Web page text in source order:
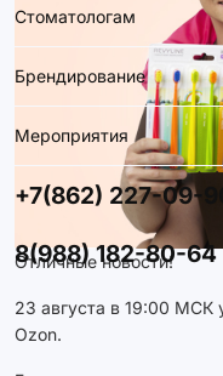
Стоматологам
Брендирование
Мероприятия
+7(862) 227-09-90
8(988) 182-80-64
Отличные новости!
23 августа в 19:00 МСК
Ozon.